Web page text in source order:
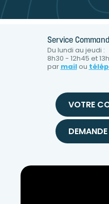
Service
Du lundi au jeudi :
8h30 - 12h45 et
par mailou
VOTRE